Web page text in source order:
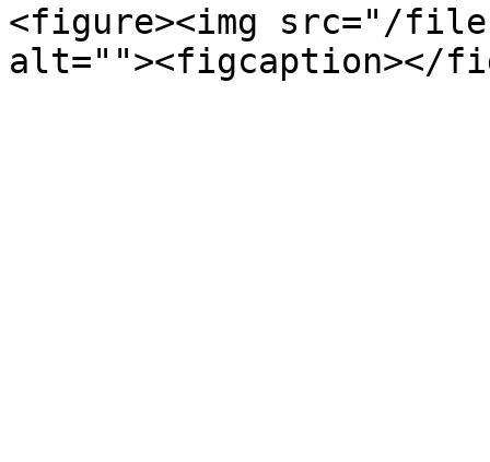
<figure><img src="/